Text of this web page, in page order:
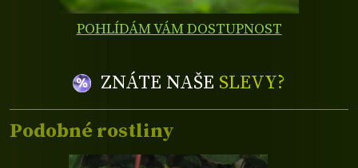
POHLÍDÁM VÁM DOSTUPNOST
ZNÁTE NAŠE SLEVY?
Podobné rostliny